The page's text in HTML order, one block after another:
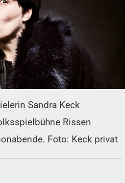
Sandra Keck
Rissen
Foto: Keck privat